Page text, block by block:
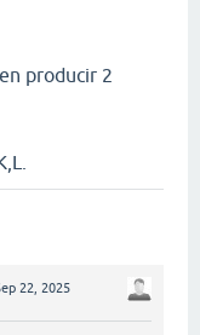
producir 2
22, 2025